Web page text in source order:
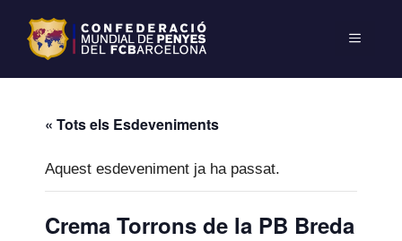
« Tots els Esdeveniments
Aquest esdeveniment ja ha passat.
Crema Torrons de la PB Breda